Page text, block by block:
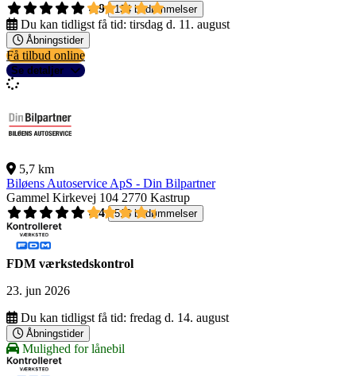
4,9
134 bedømmelser
Du kan tidligst få tid: tirsdag d. 11. august
Åbningstider
Få tilbud online
Se detaljer
5,7 km
Biløens Autoservice ApS - Din Bilpartner
Gammel Kirkevej 104 2770 Kastrup
4,4
516 bedømmelser
FDM værkstedskontrol
23. jun 2026
Du kan tidligst få tid: fredag d. 14. august
Åbningstider
Mulighed for lånebil